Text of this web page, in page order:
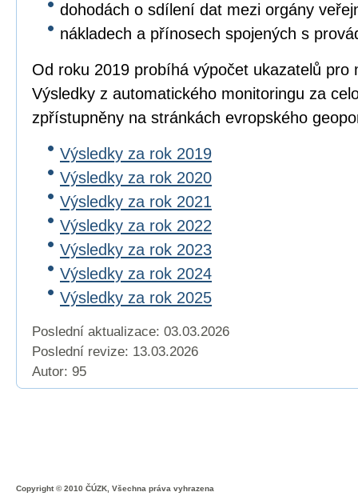
dohodách o sdílení dat mezi orgány
nákladech a přínosech spojených s
Od roku 2019 probíhá výpočet ukazatelů pro
Výsledky z automatického monitoringu za
zpřístupněny na stránkách evropského
Výsledky za rok 2019
Výsledky za rok 2020
Výsledky za rok 2021
Výsledky za rok 2022
Výsledky za rok 2023
Výsledky za rok 2024
Výsledky za rok 2025
Poslední aktualizace: 03.03.2026
Poslední revize: 13.03.2026
Autor: 95
Copyright © 2010 ČÚZK, Všechna práva vyhrazena